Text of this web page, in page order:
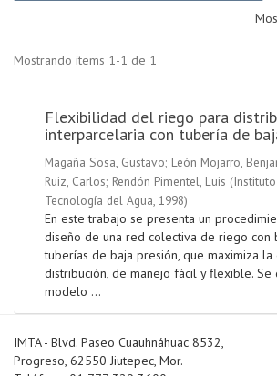
Mostrando ítems 1-1 de 1
Flexibilidad del riego para
interparcelaria con tubería de
Magaña Sosa, Gustavo; León Mojarro,
Ruiz, Carlos; Rendón Pimentel, Luis (
Tecnología del Agua, 1998)
En este trabajo se presenta un
diseño de una red colectiva de riego con
tuberías de baja presión, que maximiza la
distribución, de manejo fácil y flexible. Se
modelo ...
IMTA - Blvd. Paseo Cuauhnáhuac 8532,
Progreso, 62550 Jiutepec, Mor.